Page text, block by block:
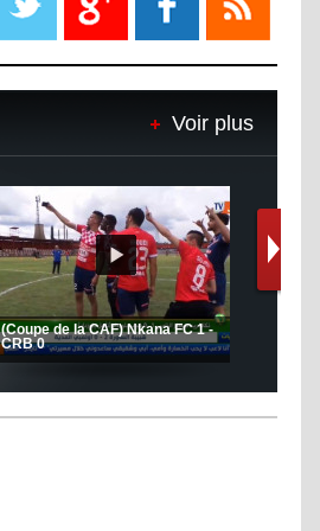
Le Barça savoure sa première
de matchs"
12:39 - 2022/11/06
Real : Les dirigeants veulent le
départ d'Hazard cet hiver
Voir plus
Le message de Delort, Benrahma
et Belkebla à l'occasion du "Big
Day de vaccination"